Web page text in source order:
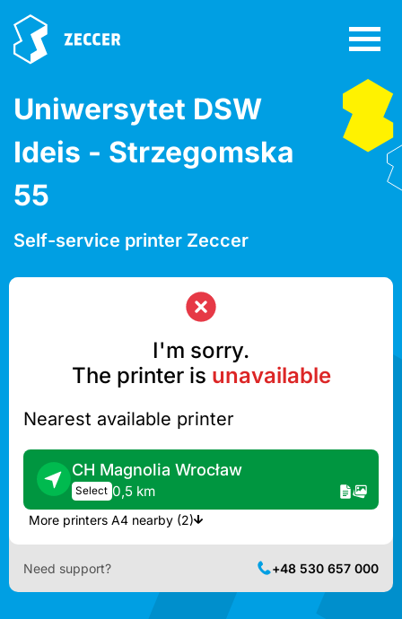
Uniwersytet DSW
Ideis - Strzegomska
55
Self-service printer Zeccer
I'm sorry.
The printer is unavailable
Nearest available printer
CH Magnolia Wrocław
Select 0,5 km
More printers A4 nearby (2)
Need support? +48 530 657 000